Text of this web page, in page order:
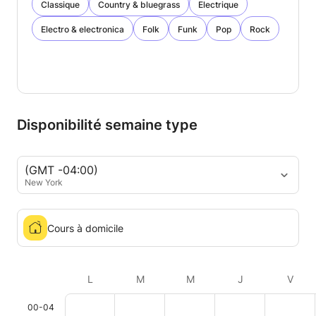
Classique Country & bluegrass Electrique
Electro & electronica Folk Funk Pop Rock
Disponibilité semaine type
(GMT -04:00)
New York
Cours à domicile
L M M J V
00-04